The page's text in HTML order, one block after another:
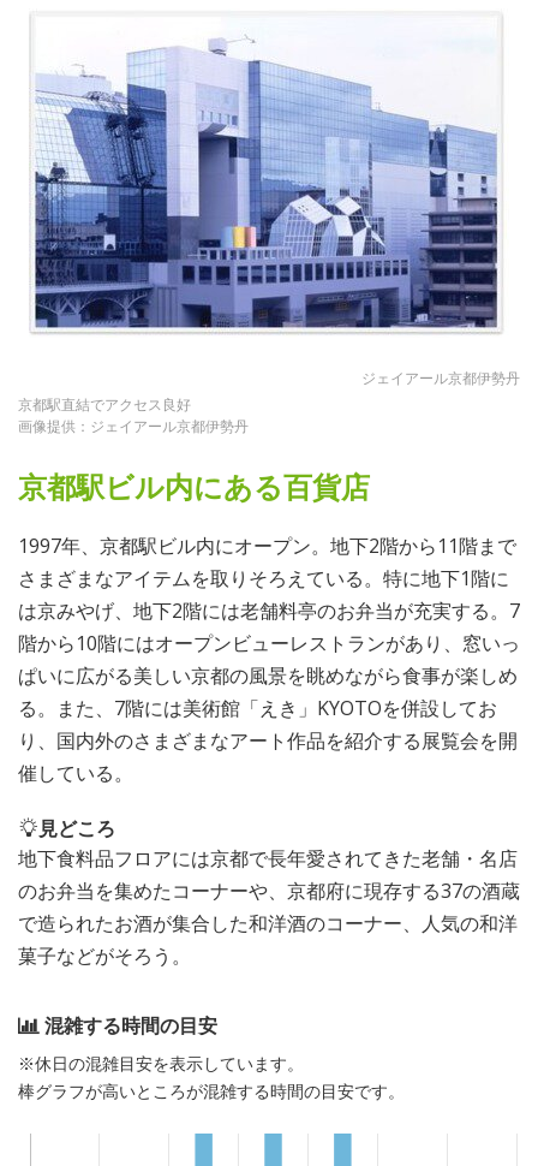
ジェイアール京都伊勢丹
京都駅直結でアクセス良好
画像提供：ジェイアール京都伊勢丹
京都駅ビル内にある百貨店
1997年、京都駅ビル内にオープン。地下2階から11階まで
さまざまなアイテムを取りそろえている。特に地下1階に
は京みやげ、地下2階には老舗料亭のお弁当が充実する。7
階から10階にはオープンビューレストランがあり、窓いっ
ぱいに広がる美しい京都の風景を眺めながら食事が楽しめ
る。また、7階には美術館「えき」KYOTOを併設してお
り、国内外のさまざまなアート作品を紹介する展覧会を開
催している。
見どころ
地下食料品フロアには京都で長年愛されてきた老舗・名店
のお弁当を集めたコーナーや、京都府に現存する37の酒蔵
で造られたお酒が集合した和洋酒のコーナー、人気の和洋
菓子などがそろう。
混雑する時間の目安
※休日の混雑目安を表示しています。
棒グラフが高いところが混雑する時間の目安です。